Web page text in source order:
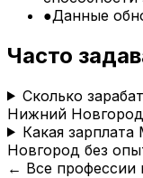
●Данные
Часто
Сколько
Нижний
Какая
Новгород без
← Все профессии